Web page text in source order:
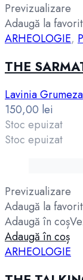
Previzualizare
Adaugă la
ARHEOLOGIE,
THE
Lavinia Grumeza
150,00 lei
Stoc epuizat
Stoc epuizat
Previzualizare
Adaugă la
Adaugă în coș
Adaugă în coș
ARHEOLOGIE